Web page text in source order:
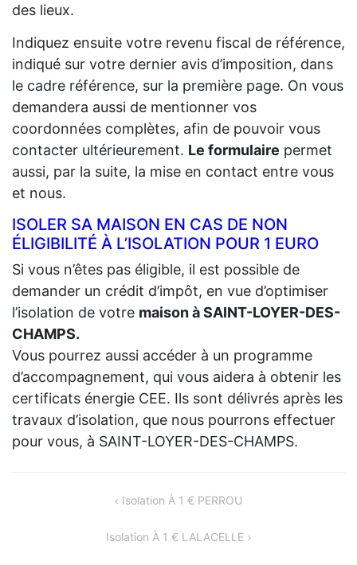
des lieux.
Indiquez ensuite votre revenu fiscal de référence,
indiqué sur votre dernier avis d’imposition, dans
le cadre référence, sur la première page. On vous
demandera aussi de mentionner vos
coordonnées complètes, afin de pouvoir vous
contacter ultérieurement. Le formulaire permet
aussi, par la suite, la mise en contact entre vous
et nous.
ISOLER SA MAISON EN CAS DE NON
ÉLIGIBILITÉ À L’ISOLATION POUR 1 EURO
Si vous n’êtes pas éligible, il est possible de
demander un crédit d’impôt, en vue d’optimiser
l’isolation de votre maison à SAINT-LOYER-DES-
CHAMPS.
Vous pourrez aussi accéder à un programme
d’accompagnement, qui vous aidera à obtenir les
certificats énergie CEE. Ils sont délivrés après les
travaux d’isolation, que nous pourrons effectuer
pour vous, à SAINT-LOYER-DES-CHAMPS.
Isolation À 1 € PERROU
Isolation À 1 € LALACELLE